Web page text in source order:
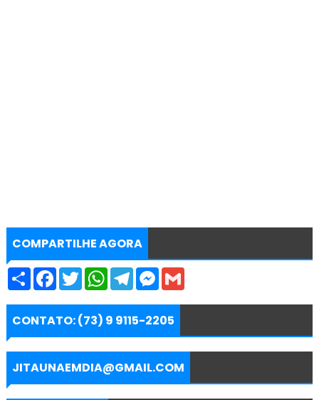
COMPARTILHE AGORA
S
r
e
F
e
b
o
k
T
w
t
t
e
r
W
t
s
p
p
T
e
g
a
m
M
s
e
g
e
r
G
i
CONTATO: (73) 9 9115-2205
JITAUNAEMDIA@GMAIL.COM